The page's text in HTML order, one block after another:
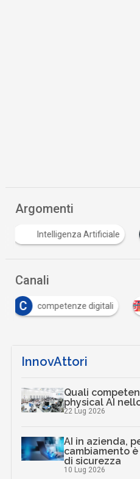
Argomenti
Intelligenza Artificiale
Canali
C
competenze digitali
InnovAttori
Quali
physical AI
22 Lug 2026
AI in azienda,
cambiamento
di sicurezza
10 Lug 2026